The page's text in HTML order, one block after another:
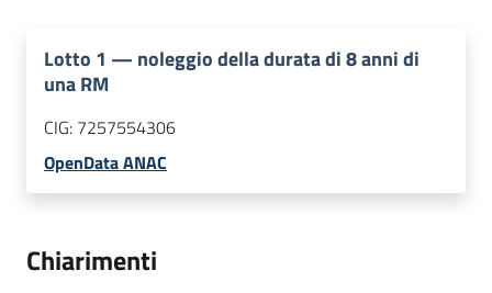
Lotto 1 — noleggio della durata di 8 anni di
una RM
CIG: 7257554306
OpenData ANAC
Chiarimenti